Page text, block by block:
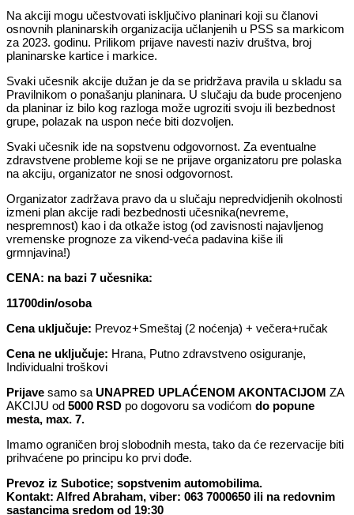
Na akciji mogu učestvovati isključivo planinari koji su članovi
osnovnih planinarskih organizacija učlanjenih u PSS sa markicom
za 2023. godinu. Prilikom prijave navesti naziv društva, broj
planinarske kartice i markice.
Svaki učesnik akcije dužan je da se pridržava pravila u skladu sa
Pravilnikom o ponašanju planinara. U slučaju da bude procenjeno
da planinar iz bilo kog razloga može ugroziti svoju ili bezbednost
grupe, polazak na uspon neće biti dozvoljen.
Svaki učesnik ide na sopstvenu odgovornost. Za eventualne
zdravstvene probleme koji se ne prijave organizatoru pre polaska
na akciju, organizator ne snosi odgovornost.
Organizator zadržava pravo da u slučaju nepredvidjenih okolnosti
izmeni plan akcije radi bezbednosti učesnika(nevreme,
nespremnost) kao i da otkaže istog (od zavisnosti najavljenog
vremenske prognoze za vikend-veća padavina kiše ili
grmnjavina!)
CENA: na bazi 7 učesnika:
11700din/osoba
Cena uključuje: Prevoz+Smeštaj (2 noćenja) + večera+ručak
Cena ne uključuje: Hrana, Putno zdravstveno osiguranje,
Individualni troškovi
Prijave samo sa UNAPRED UPLAĆENOM AKONTACIJOM ZA
AKCIJU od 5000 RSD po dogovoru sa vodićom do popune
mesta, max. 7.
Imamo ograničen broj slobodnih mesta, tako da će rezervacije biti
prihvaćene po principu ko prvi dođe.
Prevoz iz Subotice; sopstvenim automobilima.
Kontakt: Alfred Abraham, viber: 063 7000650 ili na redovnim
sastancima sredom od 19:30